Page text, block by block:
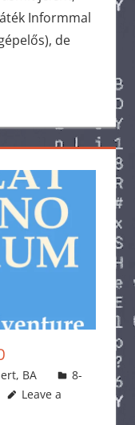
Informmal
de
BA
8-
Leave a